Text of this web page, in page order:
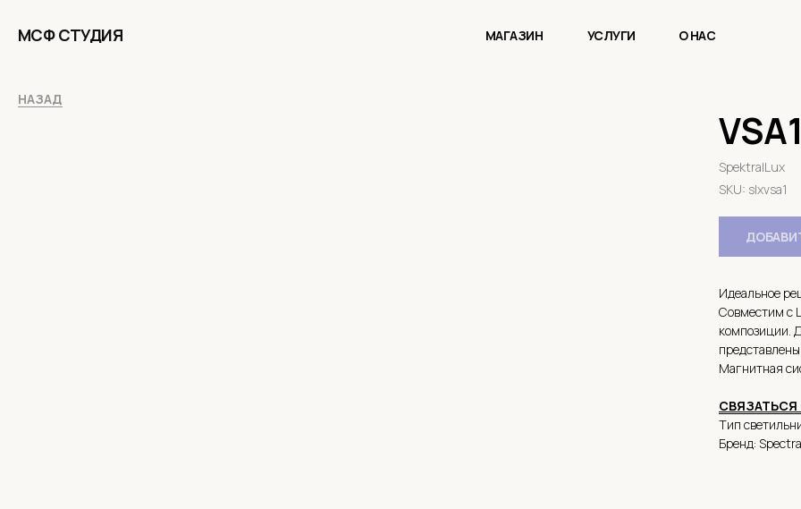
МАГАЗИН УСЛУГИ
МСФ СТУДИЯ О НАС
НАЗАД
VSA1
SpektralLux
SKU: slxvsa1
Идеальное
Совместим с
композиции.
Магнитная
СВЯЗАТЬСЯ
Тип
Бренд: